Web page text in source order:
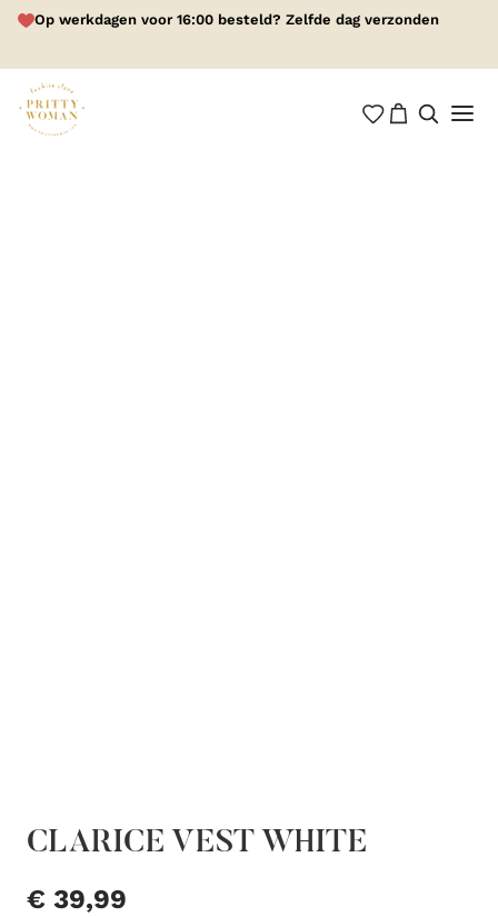
Op werkdagen voor 16:00 besteld? Zelfde dag verzonden
CLARICE VEST WHITE
€ 39,99